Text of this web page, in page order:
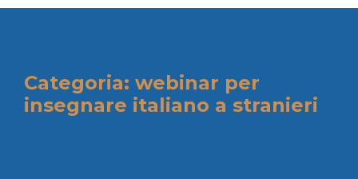
Categoria: webinar per
insegnare italiano a stranieri